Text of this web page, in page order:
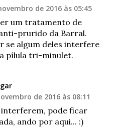
de 2016 às 05:45
um tratamento de
prurido da Barral.
se algum deles interfere
pílula tri-minulet.
de 2016 às 08:11
interferem, pode ficar
ando por aqui... :)